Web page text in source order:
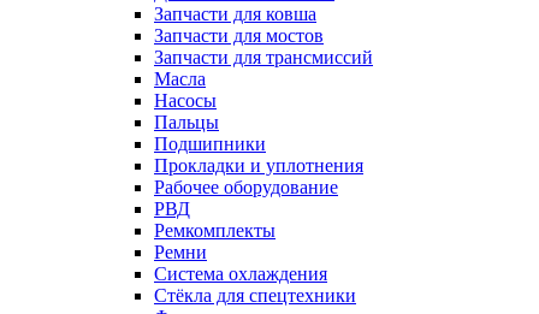
Запчасти для ковша
Запчасти для мостов
Запчасти для трансмиссий
Масла
Насосы
Пальцы
Подшипники
Прокладки и уплотнения
Рабочее оборудование
РВД
Ремкомплекты
Ремни
Система охлаждения
Стёкла для спецтехники